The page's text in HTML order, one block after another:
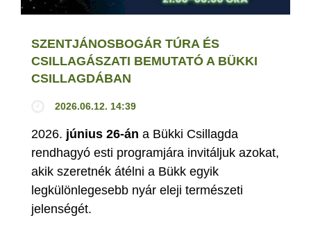
SZENTJÁNOSBOGÁR TÚRA ÉS
CSILLAGÁSZATI BEMUTATÓ A BÜKKI
CSILLAGDÁBAN
2026.06.12. 14:39
2026. június 26-án a Bükki Csillagda
rendhagyó esti programjára invitáljuk azokat,
akik szeretnék átélni a Bükk egyik
legkülönlegesebb nyár eleji természeti
jelenségét.